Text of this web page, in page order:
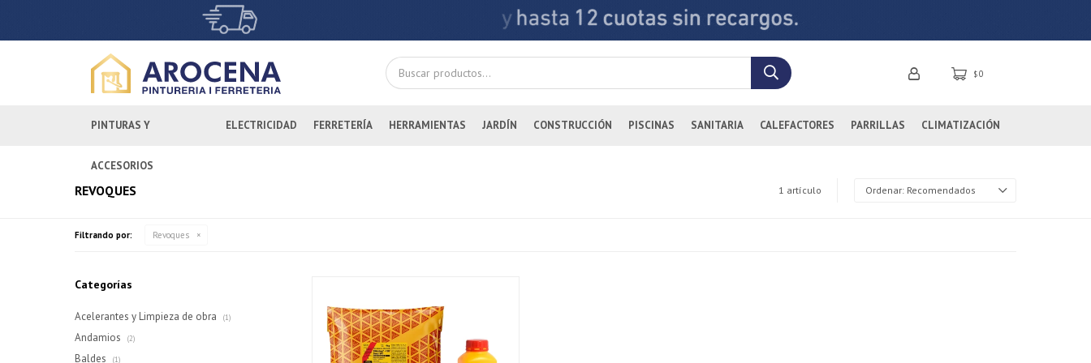
PINTURAS Y
ACCESORIOS
ELECTRICIDAD FERRETERÍA HERRAMIENTAS JARDÍN CONSTRUCCIÓN PISCINAS SANITARIA CALEFACTORES PARRILLAS CLIMATIZACIÓN
$0
REVOQUES 1 artículo Recomendados
Filtrando por: Revoques
Categorías
Acelerantes y Limpieza de obra (1)
Andamios (2)
Baldes (1)